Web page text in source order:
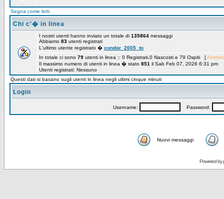
Segna come letti
Chi c'� in linea
I nostri utenti hanno inviato un totale di 135864 messaggi
Abbiamo 83 utenti registrati
L'ultimo utente registrato � condor_2005_to
In totale ci sono 79 utenti in linea :: 0 Registrati,0 Nascosti e 79 Ospiti [
Il massimo numero di utenti in linea � stato 851 il Sab Feb 07, 2026 6:31 pm
Utenti registrati: Nessuno
Questi dati si basano sugli utenti in linea negli ultimi cinque minuti
Login
Username: Password:
Nuovi messaggi
Powered by